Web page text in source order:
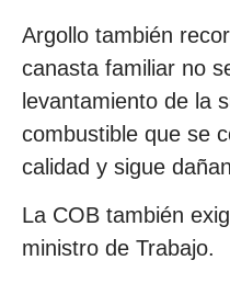
Argollo también
canasta familiar no
levantamiento de la
combustible que se
calidad y sigue
La COB también
ministro de Trabajo.